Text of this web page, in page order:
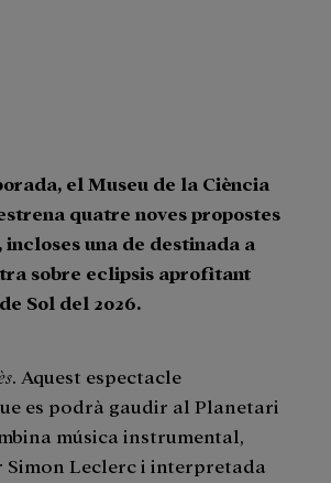
el Museu de la Ciència
quatre noves propostes
una de destinada a
sobre eclipsis aprofitant
Sol del 2026.
. Aquest espectacle
es podrà gaudir al Planetari
música instrumental,
Simon Leclerc i interpretada